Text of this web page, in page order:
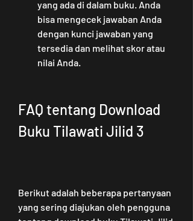
yang ada di dalam buku. Anda
bisa mengecek jawaban Anda
dengan kunci jawaban yang
tersedia dan melihat skor atau
nilai Anda.
FAQ tentang Download
Buku Tilawati Jilid 3
Berikut adalah beberapa pertanyaan
yang sering diajukan oleh pengguna